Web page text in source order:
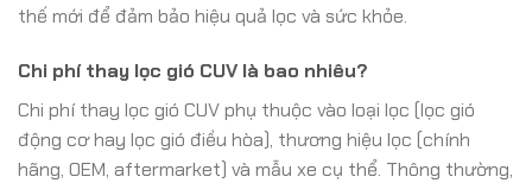
thế mới để đảm bảo hiệu quả lọc và sức khỏe.
Chi phí thay lọc gió CUV là bao nhiêu?
Chi phí thay lọc gió CUV phụ thuộc vào loại lọc (lọc gió
động cơ hay lọc gió điều hòa), thương hiệu lọc (chính
hãng, OEM, aftermarket) và mẫu xe cụ thể. Thông thường,